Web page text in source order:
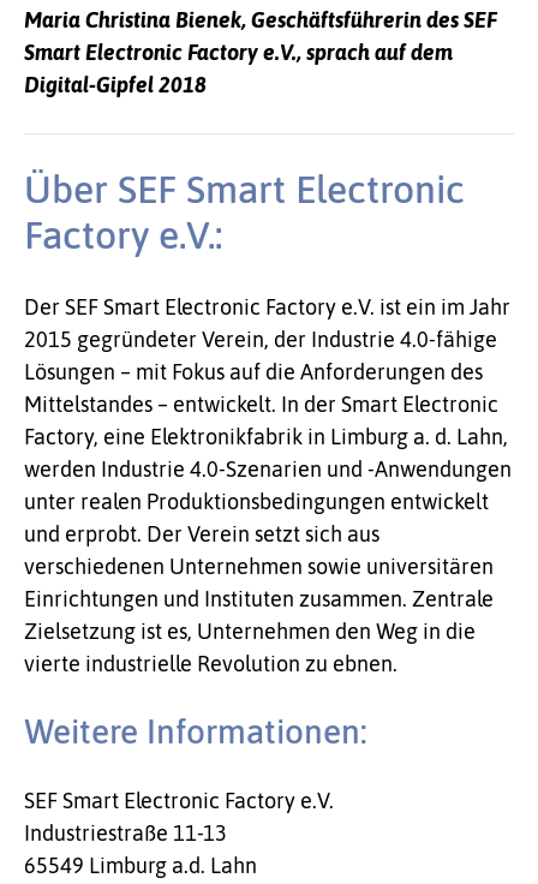
Maria Christina Bienek, Geschäftsführerin des SEF
Smart Electronic Factory e.V., sprach auf dem
Digital-Gipfel 2018
Über SEF Smart Electronic
Factory e.V.:
Der SEF Smart Electronic Factory e.V. ist ein im Jahr
2015 gegründeter Verein, der Industrie 4.0-fähige
Lösungen – mit Fokus auf die Anforderungen des
Mittelstandes – entwickelt. In der Smart Electronic
Factory, eine Elektronikfabrik in Limburg a. d. Lahn,
werden Industrie 4.0-Szenarien und -Anwendungen
unter realen Produktionsbedingungen entwickelt
und erprobt. Der Verein setzt sich aus
verschiedenen Unternehmen sowie universitären
Einrichtungen und Instituten zusammen. Zentrale
Zielsetzung ist es, Unternehmen den Weg in die
vierte industrielle Revolution zu ebnen.
Weitere Informationen:
SEF Smart Electronic Factory e.V.
Industriestraße 11-13
65549 Limburg a.d. Lahn